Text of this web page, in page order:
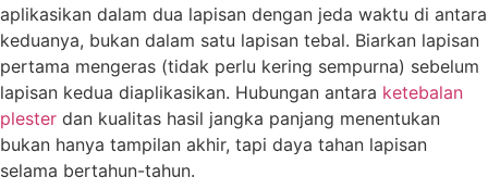
aplikasikan dalam dua lapisan dengan jeda waktu di antara
keduanya, bukan dalam satu lapisan tebal. Biarkan lapisan
pertama mengeras (tidak perlu kering sempurna) sebelum
lapisan kedua diaplikasikan. Hubungan antara ketebalan
plester dan kualitas hasil jangka panjang menentukan
bukan hanya tampilan akhir, tapi daya tahan lapisan
selama bertahun-tahun.